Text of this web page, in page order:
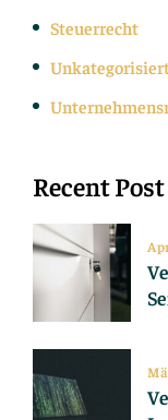
Steuerrecht
Recent Post